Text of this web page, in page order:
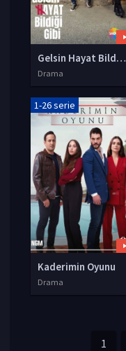
Gelsin Hayat Bildiği Gibi
Drama
1-26 serie
Kaderimin Oyunu
Drama
1